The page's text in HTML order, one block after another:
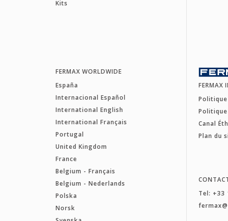
Kits
FERMAX WORLDWIDE
España
Internacional Español
International English
International Français
Portugal
United Kingdom
France
Belgium - Français
Belgium - Nederlands
Polska
Norsk
FERMAX
Canal
Plan du
Tel: +33